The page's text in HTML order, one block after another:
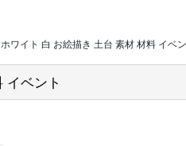
ワイト 白 お絵描き 土台 素材 材料 イベ
ベント